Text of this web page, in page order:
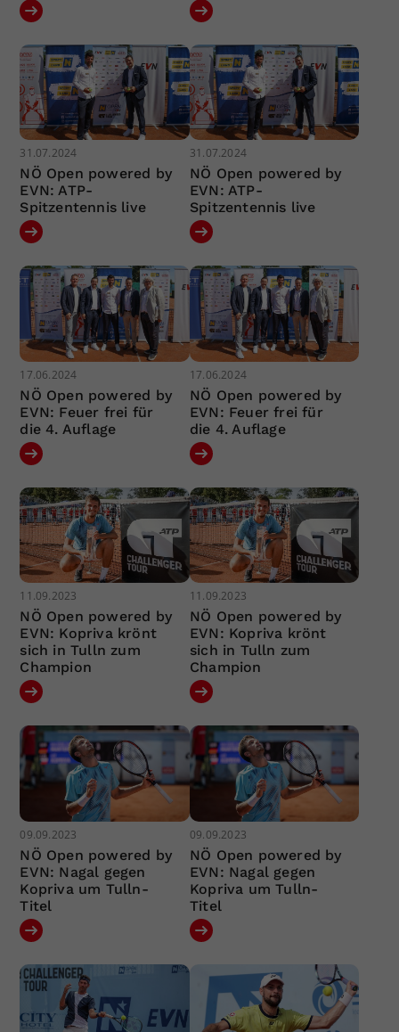
31.07.2024
NÖ Open powered by
EVN: ATP-
Spitzentennis live
31.07.2024
NÖ Open powered by
EVN: ATP-
Spitzentennis live
17.06.2024
NÖ Open powered by
EVN: Feuer frei für
die 4. Auflage
17.06.2024
NÖ Open powered by
EVN: Feuer frei für
die 4. Auflage
11.09.2023
NÖ Open powered by
EVN: Kopriva krönt
sich in Tulln zum
Champion
11.09.2023
NÖ Open powered by
EVN: Kopriva krönt
sich in Tulln zum
Champion
09.09.2023
NÖ Open powered by
EVN: Nagal gegen
Kopriva um Tulln-
Titel
09.09.2023
NÖ Open powered by
EVN: Nagal gegen
Kopriva um Tulln-
Titel